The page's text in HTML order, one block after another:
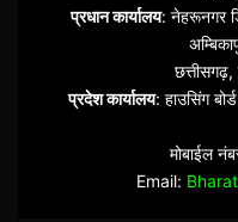
प्रधान कार्यालय: नेहरूनगर
प्रदेश कार्यालय: हाउसिंग
मोबाईल
Email: